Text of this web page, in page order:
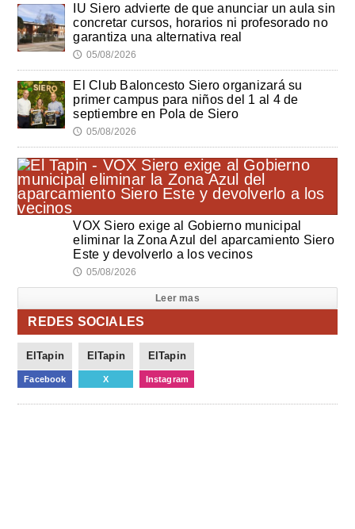
IU Siero advierte de que anunciar un aula sin
concretar cursos, horarios ni profesorado no
garantiza una alternativa real
🕔 05/08/2026
El Club Baloncesto Siero organizará su
primer campus para niños del 1 al 4 de
septiembre en Pola de Siero
🕔 05/08/2026
VOX Siero exige al Gobierno municipal
eliminar la Zona Azul del aparcamiento Siero
Este y devolverlo a los vecinos
🕔 05/08/2026
Leer mas
REDES SOCIALES
ElTapin
Facebook
ElTapin
X
ElTapin
Instagram